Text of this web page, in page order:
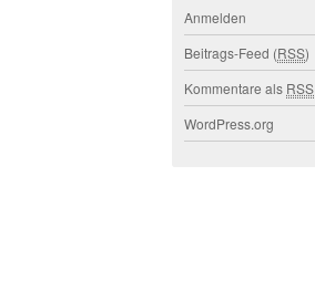
Anmelden
Beitrags-Feed (RSS)
Kommentare als RSS
WordPress.org